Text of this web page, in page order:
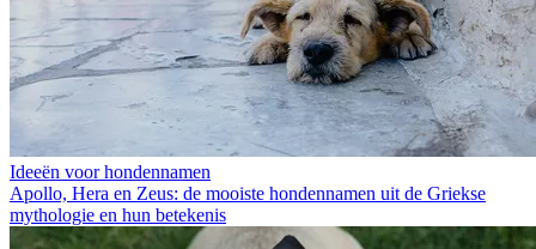
Ideeën voor hondennamen
Apollo, Hera en Zeus: de mooiste hondennamen uit de Griekse
mythologie en hun betekenis